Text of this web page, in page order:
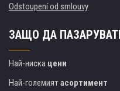
Odstoupení od smlouvy
ЗАЩО ДА
Най-ниска цени
Най-големиятасортимент